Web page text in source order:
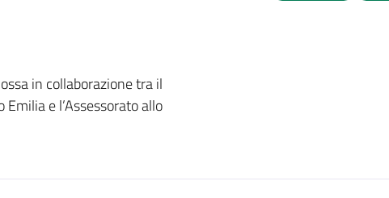
in collaborazione tra il
e l’Assessorato allo